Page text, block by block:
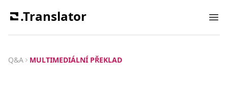
.Translator
Q&A MULTIMEDIÁLNÍ PŘEKLAD